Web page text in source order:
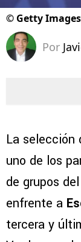
© Getty Images
Por
La selección
uno de los
de grupos del
enfrente a
tercera y